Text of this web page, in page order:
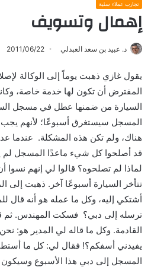
تجارب عملاء سئية
إهمال وتسويف
د. عبيد بن سعد العبدلي 2011/06/22
يقول غازي ذهبت يوماً إلى الوكالة
المفترض أن تكون لها خدمة خاصة،
السيارة من ضمنها عطل في مسجل
المسجل سيستغرق أسبوعًا؛ لأنهم يجب
هناك، ولم تكن هذه المشكلة. عندما
قد أصلحوا كل شيء ماعدًا المسجل لم
لماذا لم تصلحوه؟ قالوا لي إنهم نسوا
تتأخر السيارة أسبوعًا آخر. ذهبت إلى
أشتكي إليه، وكل ما عمله هو أنه قال
ترسله إلى دبي؟ فسكت المهندس. ثم
القادمة. وكل ما قاله لي المدير هو:
يفيدني أسفكم؟! فقال لي: كل ما
المسجل إلى دبي هذا الأسبوع